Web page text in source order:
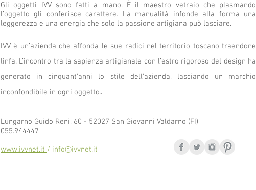
Gli oggetti IVV sono fatti a mano. È il maestro vetraio che plasmando
l’oggetto gli conferisce carattere. La manualità infonde alla forma una
leggerezza e una energia che solo la passione artigiana può lasciare.
IVV è un’azienda che affonda le sue radici nel territorio toscano traendone
linfa. L’incontro tra la sapienza artigianale con l’estro rigoroso del design ha
generato in cinquant’anni lo stile dell’azienda, lasciando un marchio
inconfondibile in ogni oggetto.
Lungarno Guido Reni, 60 - 52027 San Giovanni Valdarno (FI)
055.944447
www.ivvnet.it / info@ivvnet.it